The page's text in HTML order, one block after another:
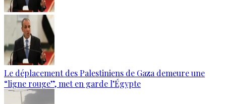
Le déplacement des Palestiniens de Gaza demeure une
“ligne rouge”, met en garde l’Égypte